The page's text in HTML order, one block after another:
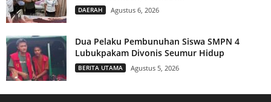
DAERAH Agustus 6, 2026
Dua Pelaku Pembunuhan Siswa SMPN 4
Lubukpakam Divonis Seumur Hidup
BERITA UTAMA Agustus 5, 2026